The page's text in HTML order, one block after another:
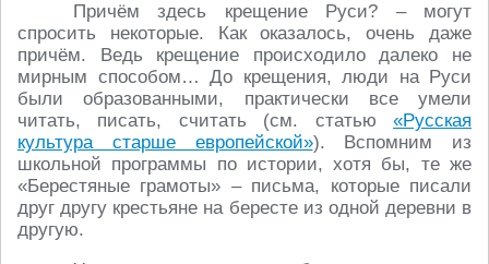
Причём здесь крещение Руси? – могут
спросить некоторые. Как оказалось, очень даже
причём. Ведь крещение происходило далеко не
мирным способом… До крещения, люди на Руси
были образованными, практически все умели
читать, писать, считать (см. статью «Русская
культура старше европейской»). Вспомним из
школьной программы по истории, хотя бы, те же
«Берестяные грамоты» – письма, которые писали
друг другу крестьяне на бересте из одной деревни в
другую.